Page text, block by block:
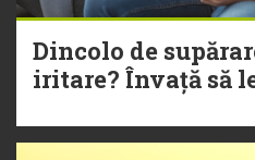
Dincolo de
iritare? Învață să